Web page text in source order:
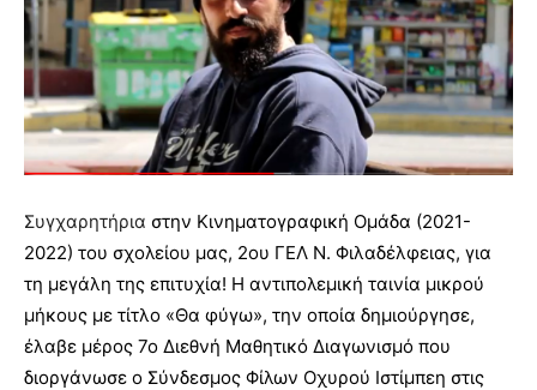
Συγχαρητήρια στην Κινηματογραφική Ομάδα (2021-
2022) του σχολείου μας, 2ου ΓΕΛ Ν. Φιλαδέλφειας, για
τη μεγάλη της επιτυχία! Η αντιπολεμική ταινία μικρού
μήκους με τίτλο «Θα φύγω», την οποία δημιούργησε,
έλαβε μέρος 7ο Διεθνή Μαθητικό Διαγωνισμό που
διοργάνωσε ο Σύνδεσμος Φίλων Οχυρού Ιστίμπεη στις